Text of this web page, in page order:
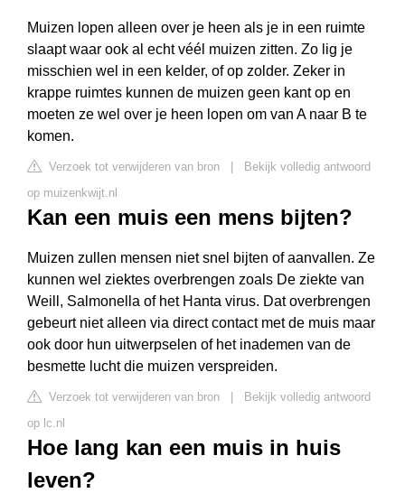
Muizen lopen alleen over je heen als je in een ruimte
slaapt waar ook al echt véél muizen zitten. Zo lig je
misschien wel in een kelder, of op zolder. Zeker in
krappe ruimtes kunnen de muizen geen kant op en
moeten ze wel over je heen lopen om van A naar B te
komen.
Verzoek tot verwijderen van bron
Bekijk volledig antwoord
op muizenkwijt.nl
Kan een muis een mens bijten?
Muizen zullen mensen niet snel bijten of aanvallen. Ze
kunnen wel ziektes overbrengen zoals De ziekte van
Weill, Salmonella of het Hanta virus. Dat overbrengen
gebeurt niet alleen via direct contact met de muis maar
ook door hun uitwerpselen of het inademen van de
besmette lucht die muizen verspreiden.
Verzoek tot verwijderen van bron
Bekijk volledig antwoord
op lc.nl
Hoe lang kan een muis in huis
leven?